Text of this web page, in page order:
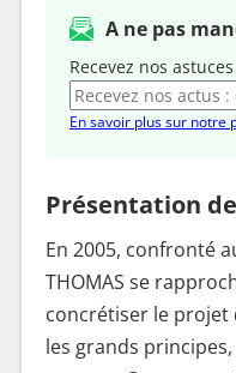
A ne pas
Recevez nos
En savoir plus sur notre
Présentation
En 2005, confronté
THOMAS se
concrétiser le projet
les grands